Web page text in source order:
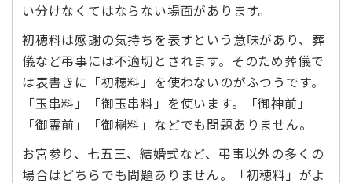
い分けなくてはならない場面があります。
初穂料は感謝の気持ちを表すという意味があり、葬
儀など弔事には不適切とされます。そのため葬儀で
は表書きに「初穂料」を使わないのがふつうです。
「玉串料」「御玉串料」を使います。「御神前」
「御霊前」「御榊料」などでも問題ありません。
お宮参り、七五三、結婚式など、弔事以外の多くの
場合はどちらでも問題ありません。「初穂料」がよ